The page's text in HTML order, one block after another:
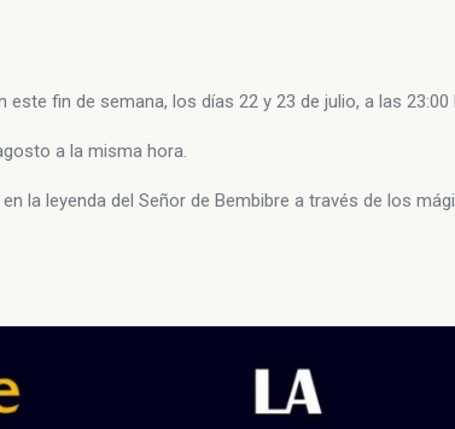
fin de semana, los días 22 y 23 de julio, a las 23:00
a la misma hora.
la leyenda del Señor de Bembibre a través de los